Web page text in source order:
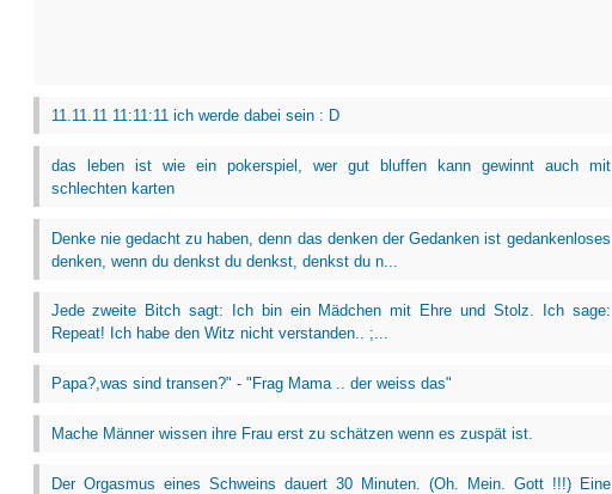
11.11.11 11:11:11 ich werde dabei sein : D
das leben ist wie ein pokerspiel, wer gut bluffen kann gewinnt auch mit
schlechten karten
Denke nie gedacht zu haben, denn das denken der Gedanken ist gedankenloses
denken, wenn du denkst du denkst, denkst du n...
Jede zweite Bitch sagt: Ich bin ein Mädchen mit Ehre und Stolz. Ich sage:
Repeat! Ich habe den Witz nicht verstanden.. ;...
Papa?,was sind transen?" - "Frag Mama .. der weiss das"
Mache Männer wissen ihre Frau erst zu schätzen wenn es zuspät ist.
Der Orgasmus eines Schweins dauert 30 Minuten. (Oh. Mein. Gott !!!) Eine